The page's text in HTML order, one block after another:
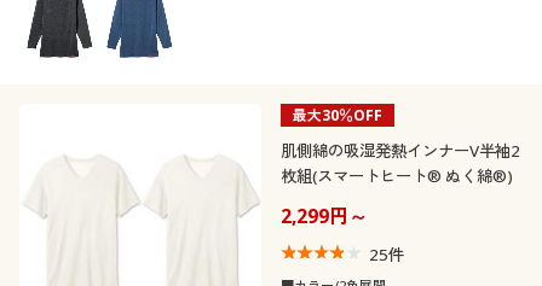
最大30％OFF
肌側綿の吸湿発熱インナーV半袖2
枚組(スマートヒート® ぬく綿®)
2,299円～
25件